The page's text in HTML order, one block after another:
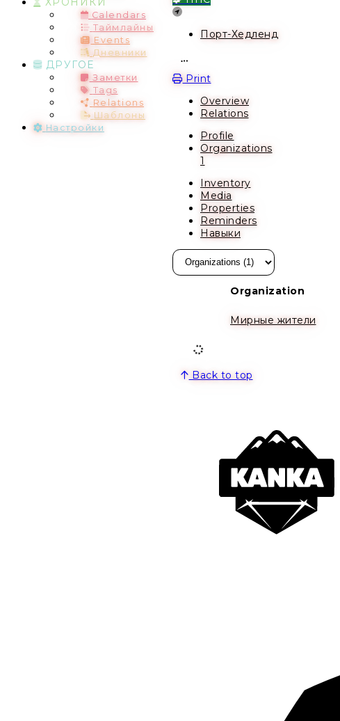
Calendars
Таймлайны
Events
Дневники
ДРУГОЕ
Заметки
Tags
Relations
Шаблоны
Настройки
Location
Порт-Хедленд
Print
Overview
Relations
Profile
Organizations
1
Inventory
Media
Properties
Reminders
Навыки
Organization
Мирные жители
Back to top